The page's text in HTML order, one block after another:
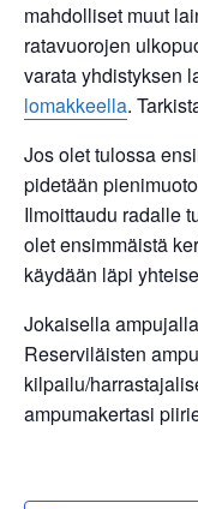
mahdolliset muut
ratavuorojen
varata yhdistyksen
lomakkeella.
Jos olet tulossa
pidetään
Ilmoittaudu radalle
olet ensimmäistä
käydään läpi
Jokaisella
Reserviläisten
kilpailu/
ampumakertasi